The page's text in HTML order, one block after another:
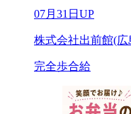
07月31日UP
株式会社出前館(
完全歩合給